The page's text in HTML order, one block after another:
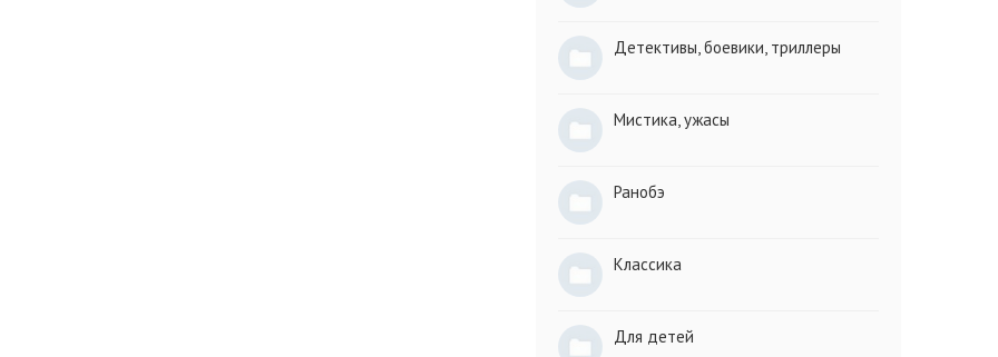
Детективы, боевики, триллеры
Мистика, ужасы
Ранобэ
Классика
Для детей